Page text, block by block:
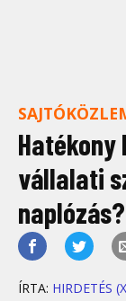
Hatékony
vállalati
ÍRTA: HIRDETÉS